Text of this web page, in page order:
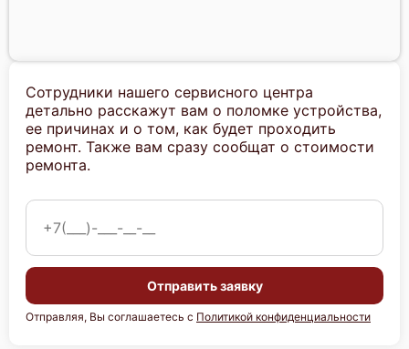
Сотрудники нашего сервисного центра
детально расскажут вам о поломке устройства,
ее причинах и о том, как будет проходить
ремонт. Также вам сразу сообщат о стоимости
ремонта.
Отправить заявку
Отправляя, Вы соглашаетесь с Политикой конфиденциальности